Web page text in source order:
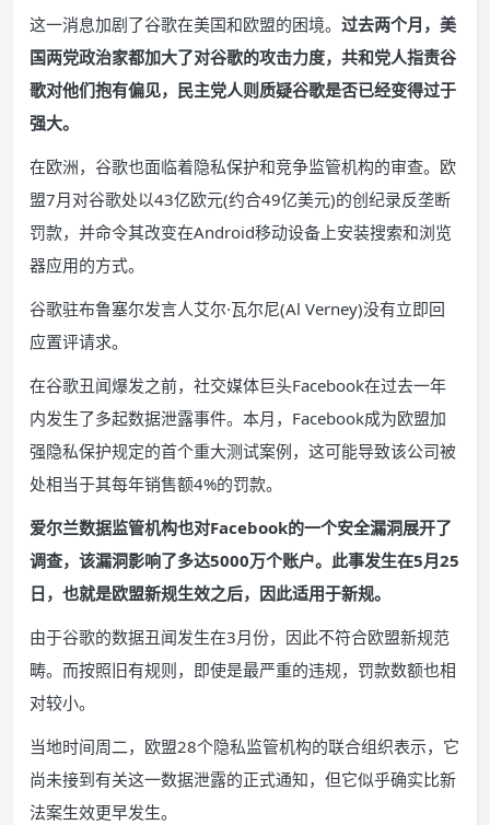
这一消息加剧了谷歌在美国和欧盟的困境。 过去两个月，美
国两党政治家都加大了对谷歌的攻击力度，共和党人指责谷
歌对他们抱有偏见，民主党人则质疑谷歌是否已经变得过于
强大。
在欧洲，谷歌也面临着隐私保护和竞争监管机构的审查。欧
盟7月对谷歌处以43亿欧元(约合49亿美元)的创纪录反垄断
罚款，并命令其改变在Android移动设备上安装搜索和浏览
器应用的方式。
谷歌驻布鲁塞尔发言人艾尔·瓦尔尼(Al Verney)没有立即回
应置评请求。
在谷歌丑闻爆发之前，社交媒体巨头Facebook在过去一年
内发生了多起数据泄露事件。本月，Facebook成为欧盟加
强隐私保护规定的首个重大测试案例，这可能导致该公司被
处相当于其每年销售额4%的罚款。
爱尔兰数据监管机构也对Facebook的一个安全漏洞展开了
调查，该漏洞影响了多达5000万个账户。此事发生在5月25
日，也就是欧盟新规生效之后，因此适用于新规。
由于谷歌的数据丑闻发生在3月份，因此不符合欧盟新规范
畴。而按照旧有规则，即使是最严重的违规，罚款数额也相
对较小。
当地时间周二，欧盟28个隐私监管机构的联合组织表示，它
尚未接到有关这一数据泄露的正式通知，但它似乎确实比新
法案生效更早发生。